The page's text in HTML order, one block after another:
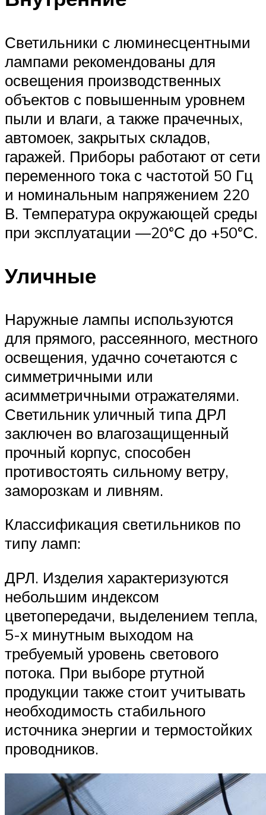
Светильники с люминесцентными
лампами рекомендованы для
освещения производственных
объектов с повышенным уровнем
пыли и влаги, а также прачечных,
автомоек, закрытых складов,
гаражей. Приборы работают от сети
переменного тока с частотой 50 Гц
и номинальным напряжением 220
В. Температура окружающей среды
при эксплуатации —20°С до +50°С.
Уличные
Наружные лампы используются
для прямого, рассеянного, местного
освещения, удачно сочетаются с
симметричными или
асимметричными отражателями.
Светильник уличный типа ДРЛ
заключен во влагозащищенный
прочный корпус, способен
противостоять сильному ветру,
заморозкам и ливням.
Классификация светильников по
типу ламп:
ДРЛ. Изделия характеризуются
небольшим индексом
цветопередачи, выделением тепла,
5-х минутным выходом на
требуемый уровень светового
потока. При выборе ртутной
продукции также стоит учитывать
необходимость стабильного
источника энергии и термостойких
проводников.